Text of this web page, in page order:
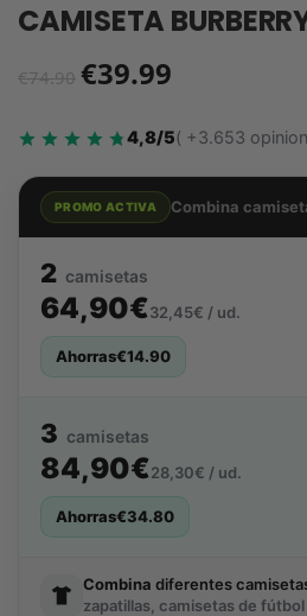
CAMISETA
€74.90 €39.99
4,8/5( +3.653
PROMO ACTIVA Combina
2 camisetas
64,90€32,45€ / ud.
Ahorras€14.90
3 camisetas
84,90€28,30€ / ud.
Ahorras€34.80
Combina diferentes
zapatillas, camisetas de